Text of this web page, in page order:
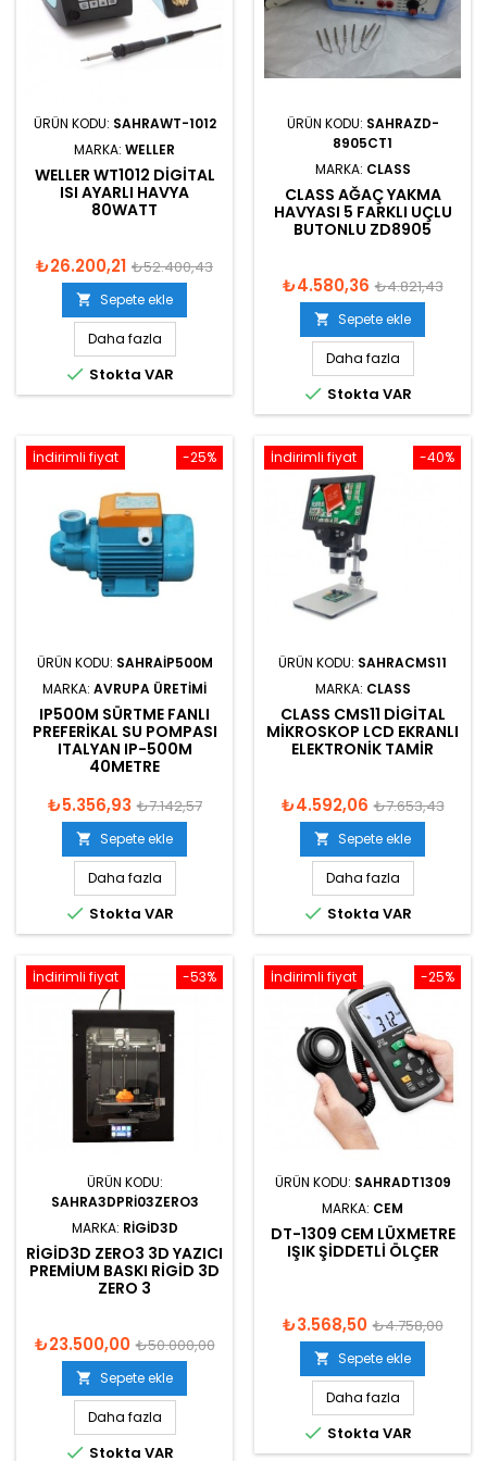
ÜRÜN KODU: SAHRAWT-1012
MARKA: WELLER
WELLER WT1012 DIGITAL
ISI AYARLI HAVYA
80WATT
₺26.200,21 ₺52.400,43
 Sepete ekle
Daha fazla
 Stokta VAR
ÜRÜN KODU: SAHRAZD-
8905CT1
MARKA: CLASS
CLASS AĞAÇ YAKMA
HAVYASI 5 FARKLI UÇLU
BUTONLU ZD8905
₺4.580,36 ₺4.821,43
 Sepete ekle
Daha fazla
 Stokta VAR
-25%
İndirimli fiyat
ÜRÜN KODU: SAHRAIP500M
MARKA: AVRUPA ÜRETIMI
IP500M SÜRTME FANLI
PREFERIKAL SU POMPASI
ITALYAN IP-500M
40METRE
₺5.356,93 ₺7.142,57
 Sepete ekle
Daha fazla
 Stokta VAR
-40%
İndirimli fiyat
ÜRÜN KODU: SAHRACMS11
MARKA: CLASS
CLASS CMS11 DIGITAL
MIKROSKOP LCD EKRANLI
ELEKTRONIK TAMIR
₺4.592,06 ₺7.653,43
 Sepete ekle
Daha fazla
 Stokta VAR
-53%
İndirimli fiyat
ÜRÜN KODU:
SAHRA3DPRI03ZERO3
MARKA: RIGID3D
RIGID3D ZERO3 3D YAZICI
PREMIUM BASKI RIGID 3D
ZERO 3
₺23.500,00 ₺50.000,00
 Sepete ekle
Daha fazla
 Stokta VAR
-25%
İndirimli fiyat
ÜRÜN KODU: SAHRADT1309
MARKA: CEM
DT-1309 CEM LÜXMETRE
IŞIK ŞIDDETLI ÖLÇER
₺3.568,50 ₺4.758,00
 Sepete ekle
Daha fazla
 Stokta VAR